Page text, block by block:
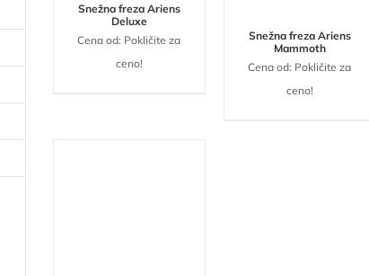
Snežna freza Ariens
Deluxe
Cena od: Pokličite za
ceno!
Snežna freza Ariens
Mammoth
Cena od: Pokličite za
ceno!